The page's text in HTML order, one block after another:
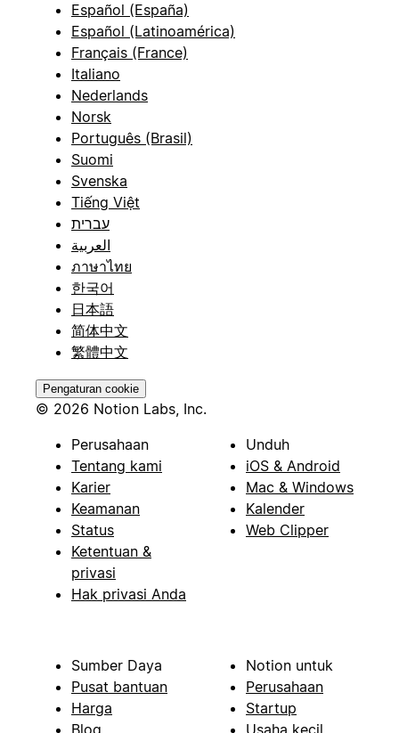
Español (España)
Español (Latinoamérica)
Français (France)
Italiano
Nederlands
Norsk
Português (Brasil)
Suomi
Svenska
Tiếng Việt
עברית
العربية
ภาษาไทย
한국어
日本語
简体中文
繁體中文
Pengaturan cookie
© 2026 Notion Labs, Inc.
Perusahaan
Tentang kami
Karier
Keamanan
Status
Ketentuan &
privasi
Hak privasi Anda
Unduh
iOS & Android
Mac & Windows
Kalender
Web Clipper
Sumber Daya
Pusat bantuan
Harga
Notion untuk
Perusahaan
Startup